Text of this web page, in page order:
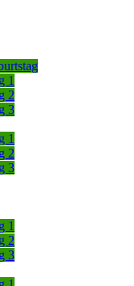
1
2
3
1
2
3
1
2
3